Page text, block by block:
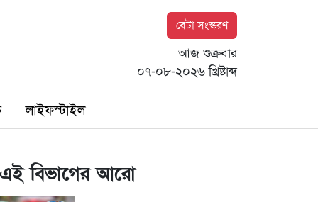
বেটা সংস্করণ
আজ শুক্রবার
০৭-০৮-২০২৬ খ্রিষ্টাব্দ
লাইফস্টাইল
এই বিভাগের আরো